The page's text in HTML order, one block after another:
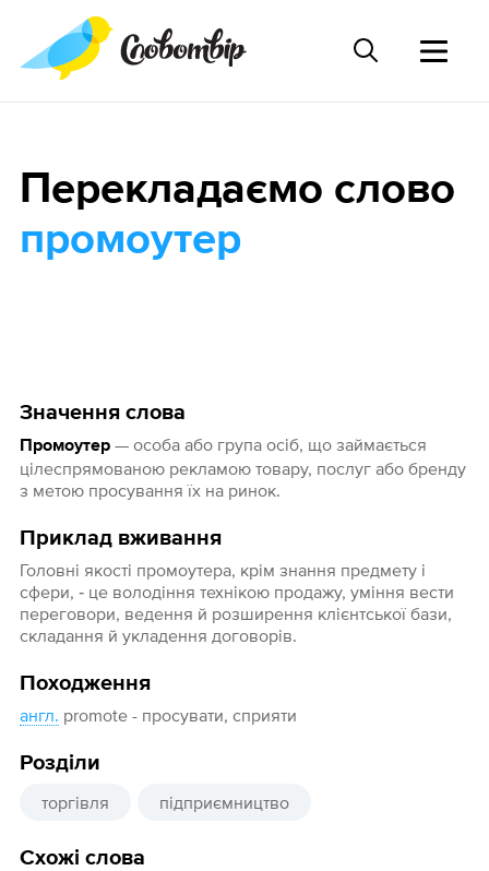
Значення слова
Промоутер— особа або група осіб, що займається
цілеспрямованою рекламою товару, послуг або бренду
з метою просування їх на ринок.
Приклад вживання
Головні якості промоутера, крім знання предмету і
сфери, ‑ це володіння технікою продажу, уміння вести
переговори, ведення й розширення клієнтської бази,
складання й укладення договорів.
Походження
англ. promote - просувати, сприяти
Розділи
торгівля підприємництво
Схожі слова
Перекладаємо слово
промоутер